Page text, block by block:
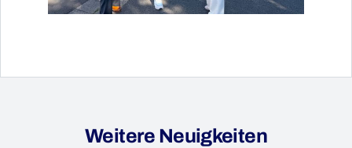
Weitere Neuigkeiten